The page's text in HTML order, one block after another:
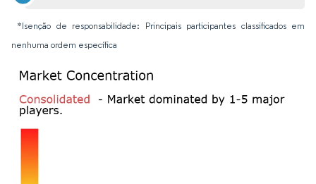
*Isenção de responsabilidade: Principais participantes classificados em
nenhuma ordem específica